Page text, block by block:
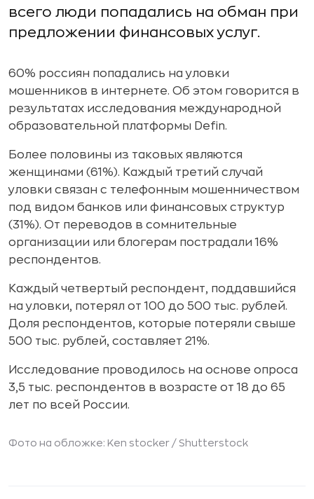
всего люди попадались на обман при
предложении финансовых услуг.
60% россиян попадались на уловки
мошенников в интернете. Об этом говорится в
результатах исследования международной
образовательной платформы Defin.
Более половины из таковых являются
женщинами (61%). Каждый третий случай
уловки связан с телефонным мошенничеством
под видом банков или финансовых структур
(31%). От переводов в сомнительные
организации или блогерам пострадали 16%
респондентов.
Каждый четвертый респондент, поддавшийся
на уловки, потерял от 100 до 500 тыс. рублей.
Доля респондентов, которые потеряли свыше
500 тыс. рублей, составляет 21%.
Исследование проводилось на основе опроса
3,5 тыс. респондентов в возрасте от 18 до 65
лет по всей России.
Фото на обложке: Ken stocker / Shutterstock